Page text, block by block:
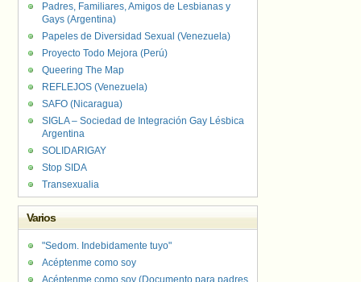
Padres, Familiares, Amigos de Lesbianas y
Gays (Argentina)
Papeles de Diversidad Sexual (Venezuela)
Proyecto Todo Mejora (Perú)
Queering The Map
REFLEJOS (Venezuela)
SAFO (Nicaragua)
SIGLA – Sociedad de Integración Gay Lésbica
Argentina
SOLIDARIGAY
Stop SIDA
Transexualia
Varios
"Sedom. Indebidamente tuyo"
Acéptenme como soy
Acéptenme como soy (Documento para padres